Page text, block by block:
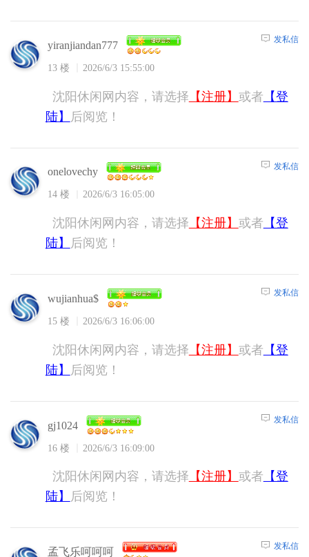
yiranjiandan777
13 楼 2026/6/3 15:55:00
发私信
沈阳休闲网内容，请选择 【注册】 或者 【登
陆】
后阅览！
onelovechy
14 楼 2026/6/3 16:05:00
发私信
沈阳休闲网内容，请选择 【注册】 或者 【登
陆】
后阅览！
wujianhua$
15 楼 2026/6/3 16:06:00
发私信
沈阳休闲网内容，请选择 【注册】 或者 【登
陆】
后阅览！
gj1024
16 楼 2026/6/3 16:09:00
发私信
沈阳休闲网内容，请选择 【注册】 或者 【登
陆】
后阅览！
孟飞乐呵呵呵 发私信